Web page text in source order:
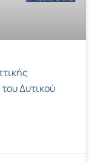
Δυτικού